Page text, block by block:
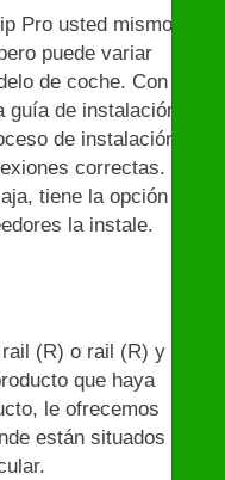
Pro usted mismo:
puede variar
de coche. Con la
guía de instalación
de instalación y
correctas.
tiene la opción de
la instale.
(R) o rail (R) y
que haya
le ofrecemos
están situados los